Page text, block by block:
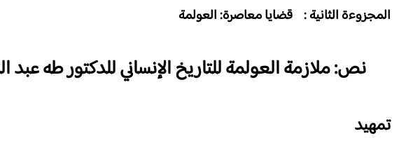
المجزوءة الثانية : قضايا معاصرة: العولمة
نص: ملازمة العولمة للتاريخ الإنساني
تمهيد